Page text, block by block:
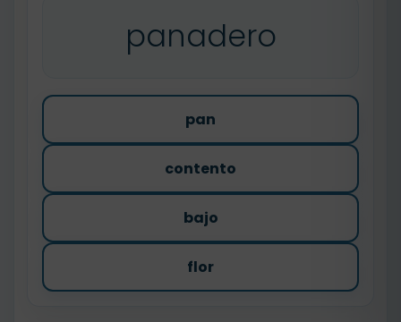
panadero
pan
contento
bajo
flor